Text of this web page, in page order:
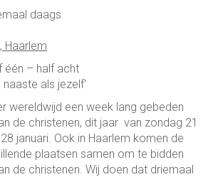
daags
Haarlem
één – half acht
naaste als jezelf'
wereldwijd een week lang gebeden
de christenen, dit jaar van zondag 21
januari. Ook in Haarlem komen de
plaatsen samen om te bidden
de christenen. Wij doen dat driemaal